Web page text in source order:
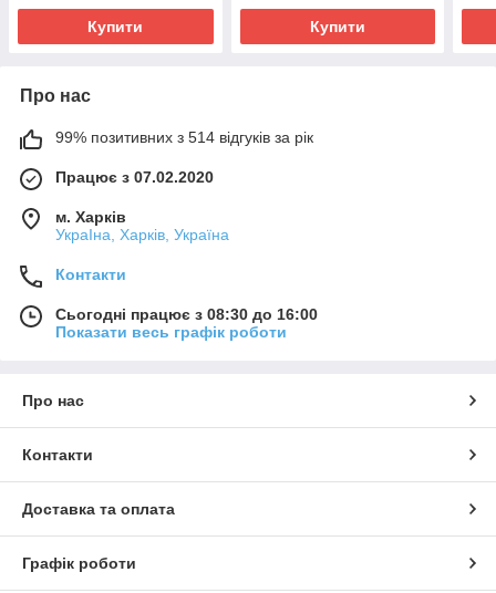
Купити Купити
Про нас
99% позитивних з 514 відгуків за рік
Працює з 07.02.2020
м. Харків
УкраІна, Харків, Україна
Контакти
Сьогодні працює з 08:30 до 16:00
Показати весь графік роботи
Про нас
Контакти
Доставка та оплата
Графік роботи